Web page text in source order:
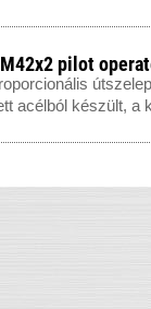
M42x2 pilot
acélból készült, a